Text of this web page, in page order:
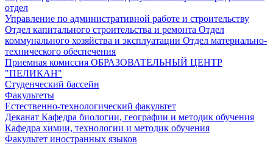
отдел
Управление по административной работе и строительству
Отдел капитального строительства и ремонта Отдел
коммунального хозяйства и эксплуатации Отдел материально-
технического обеспечения
Приемная комиссия ОБРАЗОВАТЕЛЬНЫЙ ЦЕНТР
"ПЕЛИКАН"
Студенческий бассейн
Факультеты
Естественно-технологический факультет
Деканат Кафедра биологии, географии и методик обучения
Кафедра химии, технологии и методик обучения
Факультет иностранных языков